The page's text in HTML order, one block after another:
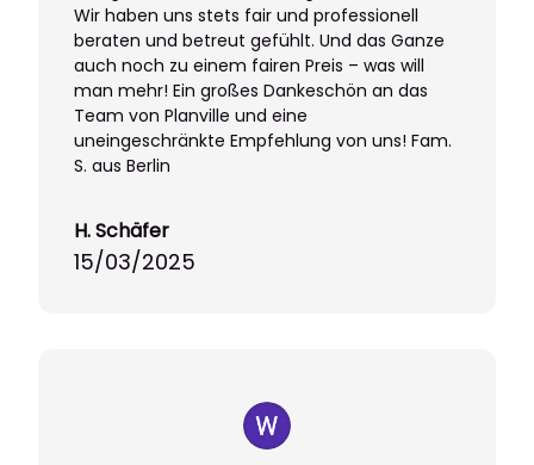
Wir haben uns stets fair und professionell
beraten und betreut gefühlt. Und das Ganze
auch noch zu einem fairen Preis – was will
man mehr! Ein großes Dankeschön an das
Team von Planville und eine
uneingeschränkte Empfehlung von uns! Fam.
S. aus Berlin
H. Schäfer
15/03/2025